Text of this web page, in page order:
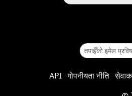
API गोपनीयता नीति